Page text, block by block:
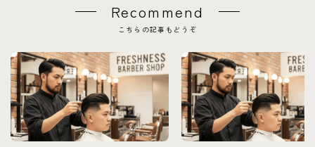
Recommend
こちらの記事もどうぞ